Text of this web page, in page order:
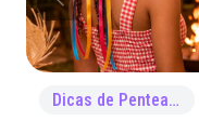
Dicas de Penteado